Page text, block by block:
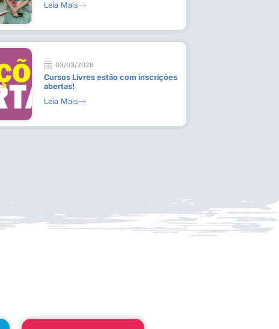
Leia Mais
03/03/2026
Cursos Livres estão com inscrições
abertas!
Leia Mais